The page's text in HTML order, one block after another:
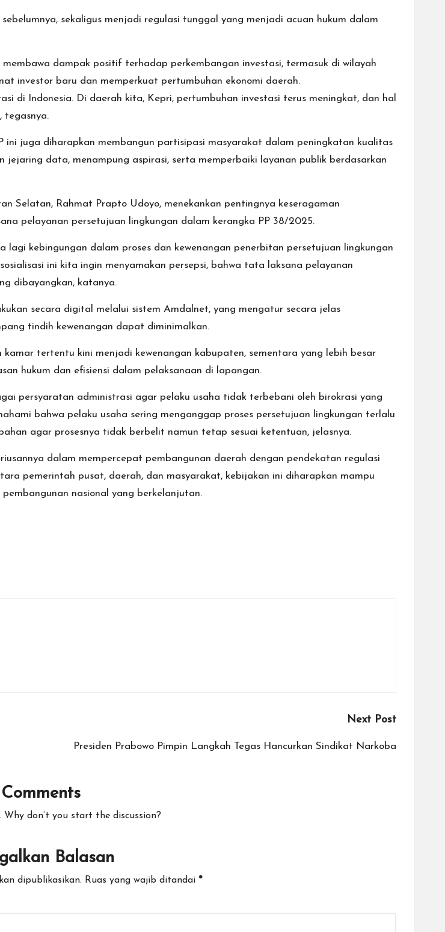
sekaligus menjadi regulasi tunggal yang menjadi acuan hukum dalam
dampak positif terhadap perkembangan investasi, termasuk di wilayah
investor baru dan memperkuat pertumbuhan ekonomi daerah.
di Indonesia. Di daerah kita, Kepri, pertumbuhan investasi terus meningkat, dan hal
tegasnya.
ini juga diharapkan membangun partisipasi masyarakat dalam peningkatan kualitas
jejaring data, menampung aspirasi, serta memperbaiki layanan publik berdasarkan
Selatan, Rahmat Prapto Udoyo, menekankan pentingnya keseragaman
pelayanan persetujuan lingkungan dalam kerangka PP 38/2025.
kebingungan dalam proses dan kewenangan penerbitan persetujuan lingkungan
ini kita ingin menyamakan persepsi, bahwa tata laksana pelayanan
dibayangkan, katanya.
secara digital melalui sistem Amdalnet, yang mengatur secara jelas
tindih kewenangan dapat diminimalkan.
tertentu kini menjadi kewenangan kabupaten, sementara yang lebih besar
hukum dan efisiensi dalam pelaksanaan di lapangan.
persyaratan administrasi agar pelaku usaha tidak terbebani oleh birokrasi yang
bahwa pelaku usaha sering menganggap proses persetujuan lingkungan terlalu
agar prosesnya tidak berbelit namun tetap sesuai ketentuan, jelasnya.
dalam mempercepat pembangunan daerah dengan pendekatan regulasi
pemerintah pusat, daerah, dan masyarakat, kebijakan ini diharapkan mampu
nasional yang berkelanjutan.
Next Post
Presiden Prabowo Pimpin Langkah Tegas Hancurkan Sindikat Narkoba
Comments
don’t you start the discussion?
Balasan
dipublikasikan. Ruas yang wajib ditandai *